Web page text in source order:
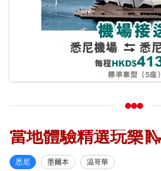
當地體驗精選玩樂🛝
悉尼 墨爾本 温哥華